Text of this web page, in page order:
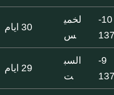
10-
لخمي
س
30 ايام
9-
السب
ت
29 ايام